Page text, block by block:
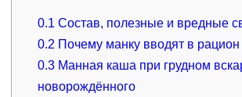
0.1 Состав, полезные и вредные
0.2 Почему манку вводят в
0.3 Манная каша при грудном
новорождённого